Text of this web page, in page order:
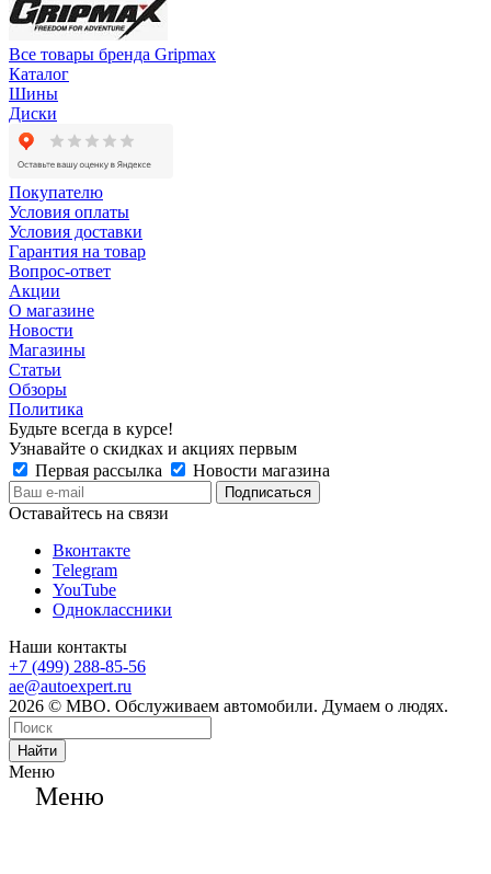
Все товары бренда Gripmax
Каталог
Шины
Диски
Покупателю
Условия оплаты
Условия доставки
Гарантия на товар
Вопрос-ответ
Акции
О магазине
Новости
Магазины
Статьи
Обзоры
Политика
Будьте всегда в курсе!
Узнавайте о скидках и акциях первым
Первая рассылка
Новости магазина
Оставайтесь на связи
Вконтакте
Telegram
YouTube
Одноклассники
Наши контакты
+7 (499) 288-85-56
ae@autoexpert.ru
2026 © МВО. Обслуживаем автомобили. Думаем о людях.
Найти
Меню
Меню